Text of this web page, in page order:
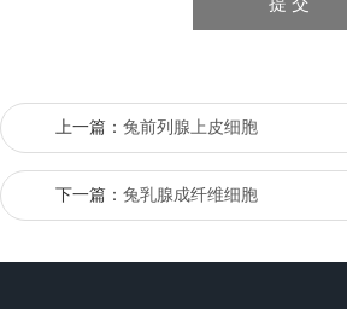
上一篇： 兔前列腺上皮细胞
下一篇： 兔乳腺成纤维细胞